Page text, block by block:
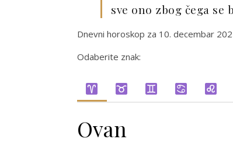
sve ono zbog čega se
Dnevni horoskop za 10. decembar
Odaberite znak:
Ovan